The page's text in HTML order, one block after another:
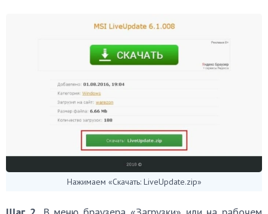
Нажимаем «Скачать: LiveUpdate.zip»